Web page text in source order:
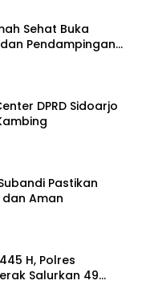
Sehat Buka
Pendampingan
DPRD Sidoarjo
Pastikan
Aman
H, Polres
Salurkan 49